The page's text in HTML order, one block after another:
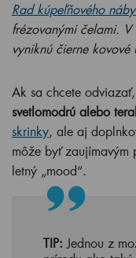
Rad kúpeľňového
frézovanými čelami. V
vyniknú čierne kovové
Ak sa chcete
svetlomodrú alebo
skrinky, ale aj
môže byť zaujímavým
letný „mood“.
TIP: Jednou z